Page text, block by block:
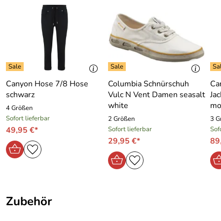
Details zum Canyon T-Shirt dyed:
Farbe: tabac (khakigrau)
Material: 100 % Baumwolle
Armlänge: 1/2 Arm
unregelmäßige Färbung
Maschinenwäsche : 30 ° Schonwaschgang,
T-Shirt trocknet schnell, daher perfekt auch für Leute , die
viel verreisen.
Besonderheit:
dyed Out Färbung
Marke:
Canyon Women Sports
Material:
100 % Baumwolle
Muster:
Canyon Hose 7/8 Hose
schwarz
4 Größen
Sofort lieferbar
49,95 €*
Columbia Schnürschuh
Vulc N Vent Damen seasalt
white
2 Größen
Sofort lieferbar
29,95 €*
3
Zubehör